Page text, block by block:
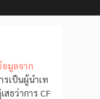
มูลจาก
เป็นผู้นำเท
ธว่าการ CF